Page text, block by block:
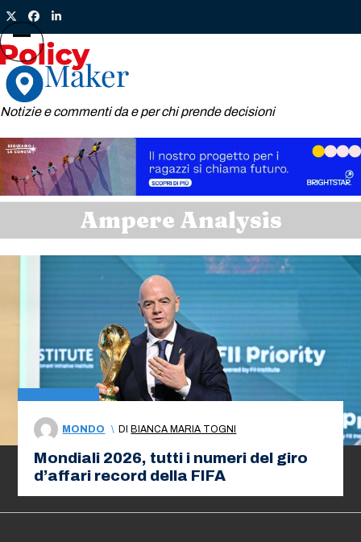
Skip
to
content
TwitterFacebook
LinkedIn
Notizie e commenti da e per chi prende decisioni
Open
mobile
menu
Close
mobile
menu
Ampere Analysis
MONDO \ DIBIANCA MARIA TOGNI
Mondiali 2026, tutti i numeri del giro
d’affari record della FIFA